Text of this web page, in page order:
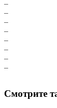
Смотрите